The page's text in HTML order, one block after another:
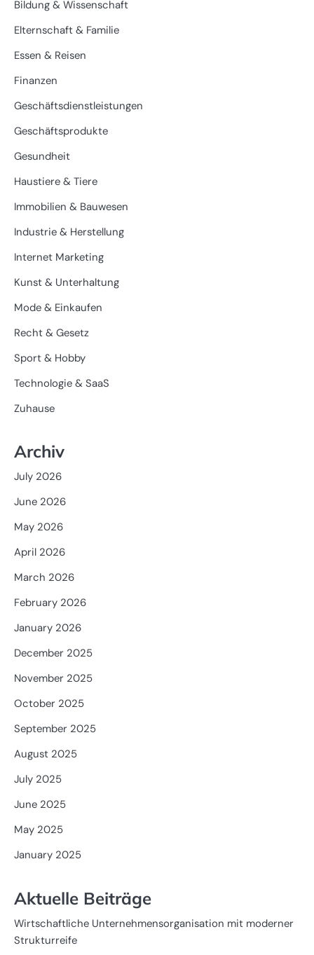
Bildung & Wissenschaft
Elternschaft & Familie
Essen & Reisen
Finanzen
Geschäftsdienstleistungen
Geschäftsprodukte
Gesundheit
Haustiere & Tiere
Immobilien & Bauwesen
Industrie & Herstellung
Internet Marketing
Kunst & Unterhaltung
Mode & Einkaufen
Recht & Gesetz
Sport & Hobby
Technologie & SaaS
Zuhause
Archiv
July 2026
June 2026
May 2026
April 2026
March 2026
February 2026
January 2026
December 2025
November 2025
October 2025
September 2025
August 2025
July 2025
June 2025
May 2025
January 2025
Aktuelle Beiträge
Wirtschaftliche Unternehmensorganisation mit moderner
Strukturreife